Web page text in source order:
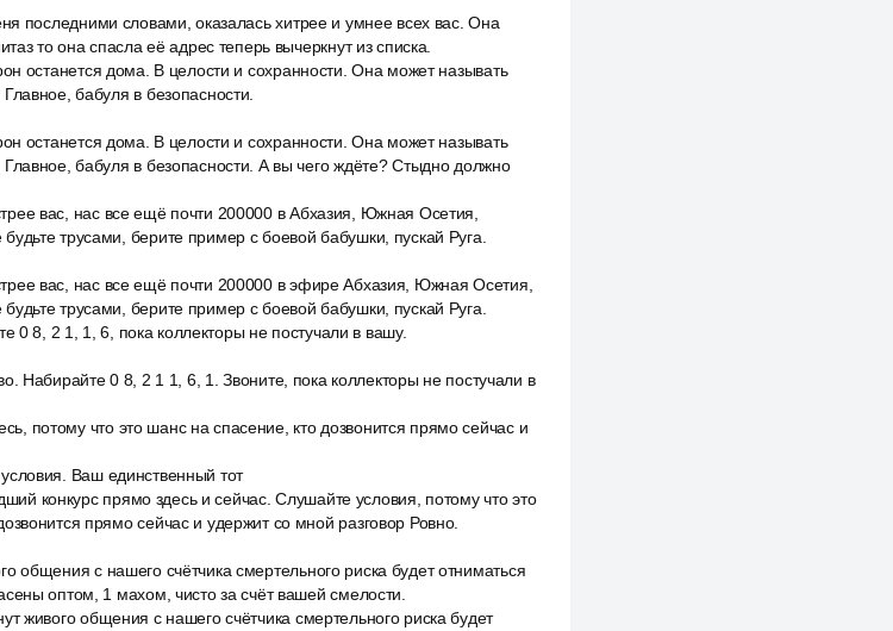
последними словами, оказалась хитрее и умнее всех вас. Она
то она спасла её адрес теперь вычеркнут из списка.
останется дома. В целости и сохранности. Она может называть
бабуля в безопасности.
останется дома. В целости и сохранности. Она может называть
бабуля в безопасности. А вы чего ждёте? Стыдно должно
вас, нас все ещё почти 200000 в Абхазия, Южная Осетия,
трусами, берите пример с боевой бабушки, пускай Руга.
вас, нас все ещё почти 200000 в эфире Абхазия, Южная Осетия,
трусами, берите пример с боевой бабушки, пускай Руга.
0 8, 2 1, 1, 6, пока коллекторы не постучали в вашу.
Набирайте 0 8, 2 1 1, 6, 1. Звоните, пока коллекторы не постучали в
потому что это шанс на спасение, кто дозвонится прямо сейчас и
Ваш единственный тот
конкурс прямо здесь и сейчас. Слушайте условия, потому что это
прямо сейчас и удержит со мной разговор Ровно.
общения с нашего счётчика смертельного риска будет отниматься
оптом, 1 махом, чисто за счёт вашей смелости.
живого общения с нашего счётчика смертельного риска будет